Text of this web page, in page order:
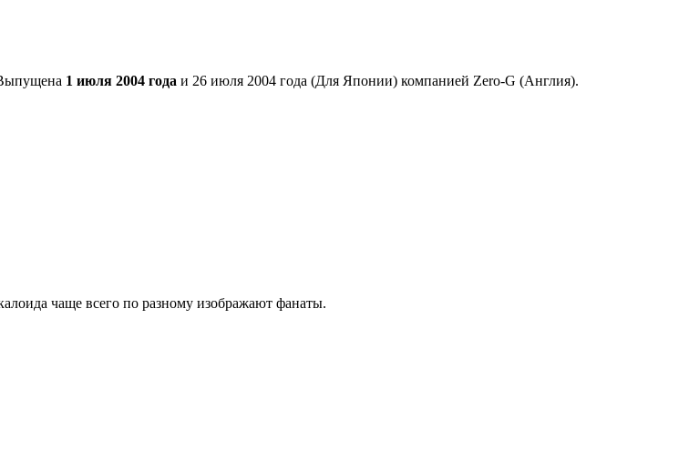
1 июля 2004 года и 26 июля 2004 года (Для Японии) компанией Zero-G (Англия).
чаще всего по разному изображают фанаты.